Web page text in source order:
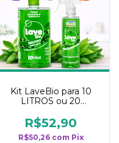
Kit LaveBio para 10
LITROS ou 20
rendimento da
categoria - Neutro
R$52,90
R$50,26 com Pix